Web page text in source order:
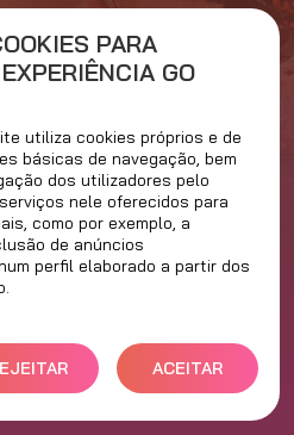
À ERA
SEM
PARA
GO
utiliza cookies próprios e de
básicas de navegação, bem
dos utilizadores pelo
nele oferecidos para
como por exemplo, a
de anúncios
perfil elaborado a partir dos
TUDO
ACEITAR
TODOS